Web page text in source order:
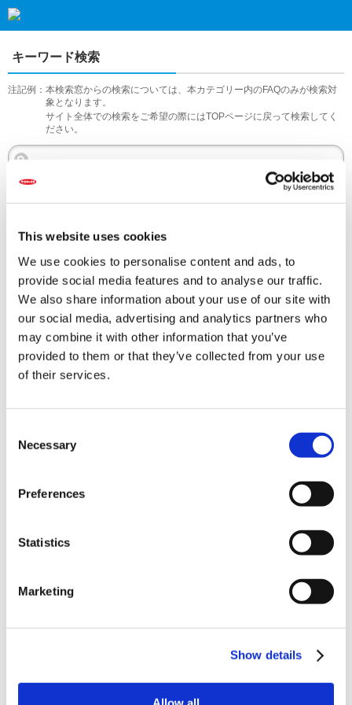
This website uses cookies
We use cookies to personalise content and ads, to
provide social media features and to analyse our traffic.
We also share information about your use of our site with
our social media, advertising and analytics partners who
may combine it with other information that you’ve
provided to them or that they’ve collected from your use
of their services.
Selection
Necessary
Preferences
Statistics
Marketing
Show details
キーワード検索
注記例： 本検索窓からの検索については、本カテゴリー内のFAQのみが検索対
象となります。
サイト全体での検索をご希望の際にはTOPページに戻って検索してく
ださい。
アクセス数順
『 農薬 』 内のFAQ 全2件
【石灰硫黄合剤】使用方法、注意点などを教え
てください。
・落葉休眠期に散布してください。 ・芽が動き始めてから使用
さい。